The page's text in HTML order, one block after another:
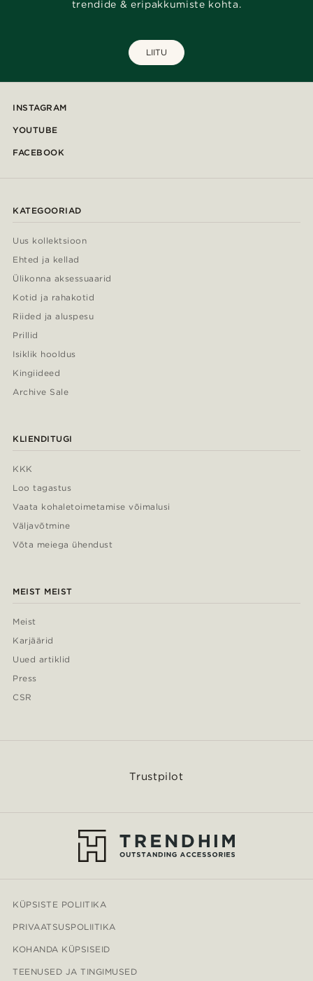
trendide & eripakkumiste kohta.
LIITU
INSTAGRAM
YOUTUBE
FACEBOOK
KATEGOORIAD
Uus kollektsioon
Ehted ja kellad
Ülikonna aksessuaarid
Kotid ja rahakotid
Riided ja aluspesu
Prillid
Isiklik hooldus
Kingiideed
Archive Sale
KLIENDITUGI
KKK
Loo tagastus
Vaata kohaletoimetamise võimalusi
Väljavõtmine
Võta meiega ühendust
MEIST MEIST
Meist
Karjäärid
Uued artiklid
Press
CSR
Trustpilot
KÜPSISTE POLIITIKA
PRIVAATSUSPOLIITIKA
KOHANDA KÜPSISEID
TEENUSED JA TINGIMUSED